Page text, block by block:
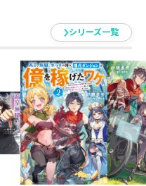
。仲間のピンチは捨て
って――？ 鈍感男の一発
！
楽して稼いでいいっす
悪運男の荒稼ぎダンジ
、巻末収録！
シリーズ一覧